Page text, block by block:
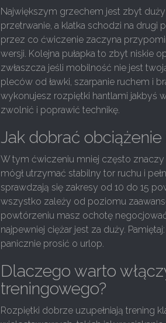
Największym grzechem jest zbyt
przetrwanie, a klatka schodzi na drugi
przez co ćwiczenie zaczyna
wersji. Kolejna pułapka to zbyt niskie
zwłaszcza jeśli mobilność nie jest
pleców od ławki, szarpanie ruchem i
wykonujesz rozpiętki hantlami jakbyś
zwolnić i poprawić technikę.
Jak dobrać
W tym ćwiczeniu mniej często
mógł utrzymać stabilny tor ruchu i
sprawdzają się zakresy od 10 do 15
wszystko zależy od poziomu
powtórzeniu masz ochotę negocjować
najpewniej ciężar jest za duży.
panicznie prosić o urlop.
Dlaczego warto
treningowego?
Rozpiętki dobrze uzupełniają trening